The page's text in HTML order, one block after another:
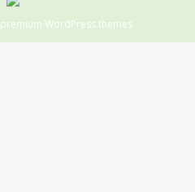
premium WordPress themes